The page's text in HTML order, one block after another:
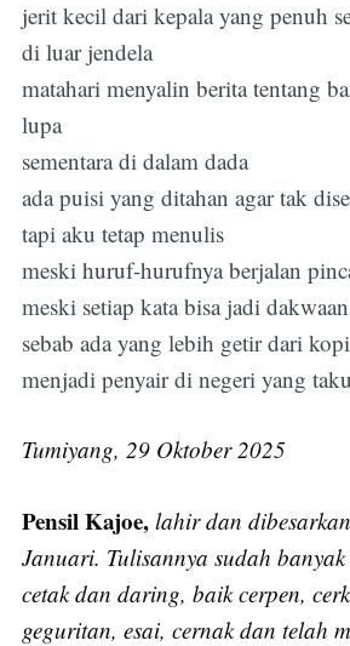
jerit kecil dari kepala yang penuh
di luar jendela
matahari menyalin berita tentang
lupa
sementara di dalam dada
ada puisi yang ditahan agar tak
tapi aku tetap menulis
meski huruf-hurufnya berjalan
meski setiap kata bisa jadi dakwaan
sebab ada yang lebih getir dari
menjadi penyair di negeri yang
Tumiyang, 29 Oktober 2025
Pensil Kajoe, lahir dan
Januari. Tulisannya sudah
cetak dan daring, baik cerpen,
geguritan, esai, cernak dan telah